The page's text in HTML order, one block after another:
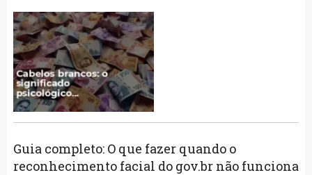
Guia completo: O que fazer quando o
reconhecimento facial do gov.br não funciona